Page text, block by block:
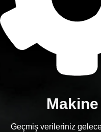
Geçmiş verileriniz